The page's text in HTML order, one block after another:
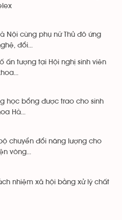
Nội cùng phụ nữ Thủ đô ứng
đổi...
ấn tượng tại Hội nghị sinh viên
học bổng được trao cho sinh
Hà...
chuyển đổi năng lượng cho
vòng...
nhiệm xã hội bằng xử lý chất